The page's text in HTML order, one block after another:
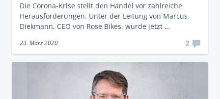
Die Corona-Krise stellt den Handel vor zahlreiche
Herausforderungen. Unter der Leitung von Marcus
Diekmann, CEO von Rose Bikes, wurde jetzt …
23. März 2020 2